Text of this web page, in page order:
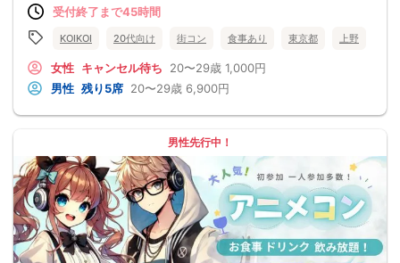
受付終了まで45時間
KOIKOI 20代向け 街コン 食事あり 東京都 上野
女性 キャンセル待ち 20〜29歳 1,000円
男性 残り5席 20〜29歳 6,900円
男性先行中！